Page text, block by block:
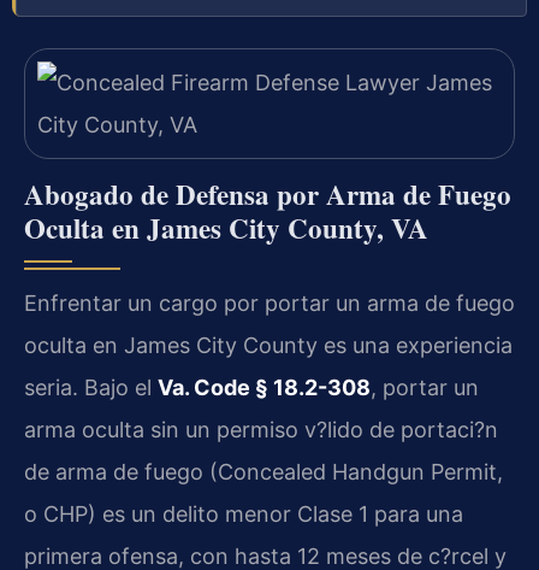
Abogado de Defensa por Arma de Fuego
Oculta en James City County, VA
Enfrentar un cargo por portar un arma de fuego
oculta en James City County es una experiencia
seria. Bajo el Va. Code § 18.2-308, portar un
arma oculta sin un permiso v?lido de portaci?n
de arma de fuego (Concealed Handgun Permit,
o CHP) es un delito menor Clase 1 para una
primera ofensa, con hasta 12 meses de c?rcel y